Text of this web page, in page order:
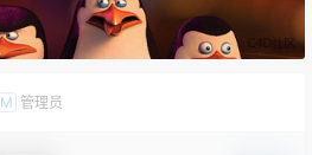
M 管理员